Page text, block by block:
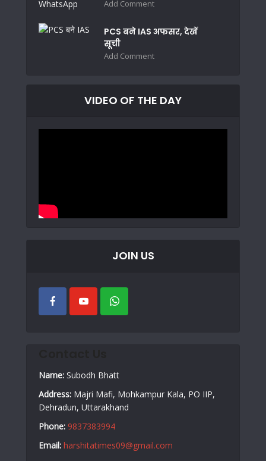
Add Comment
PCS बने IAS अफसर, देखें
सूची
Add Comment
VIDEO OF THE DAY
JOIN US
Name: Subodh Bhatt
Address: Majri Mafi, Mohkampur Kala, PO IIP,
Dehradun, Uttarakhand
Phone: 9837383994
Email: harshitatimes09@gmail.com